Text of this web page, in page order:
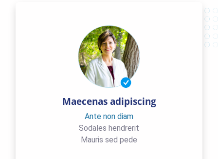
Maecenas adipiscing
Ante non diam
Sodales hendrerit
Mauris sed pede